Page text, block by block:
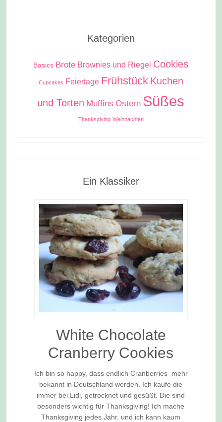
Kategorien
Basics Brote Brownies und Riegel Cookies
Cupcakes Feiertage Frühstück Kuchen
und Torten Muffins Ostern Süßes
Thanksgiving Weihnachten
Ein Klassiker
White Chocolate
Cranberry Cookies
Ich bin so happy, dass endlich Cranberries mehr
bekannt in Deutschland werden. Ich kaufe die
immer bei Lidl, getrocknet und gesüßt. Die sind
besonders wichtig für Thanksgiving! Ich mache
Thanksgiving jedes Jahr, und ich kann kaum